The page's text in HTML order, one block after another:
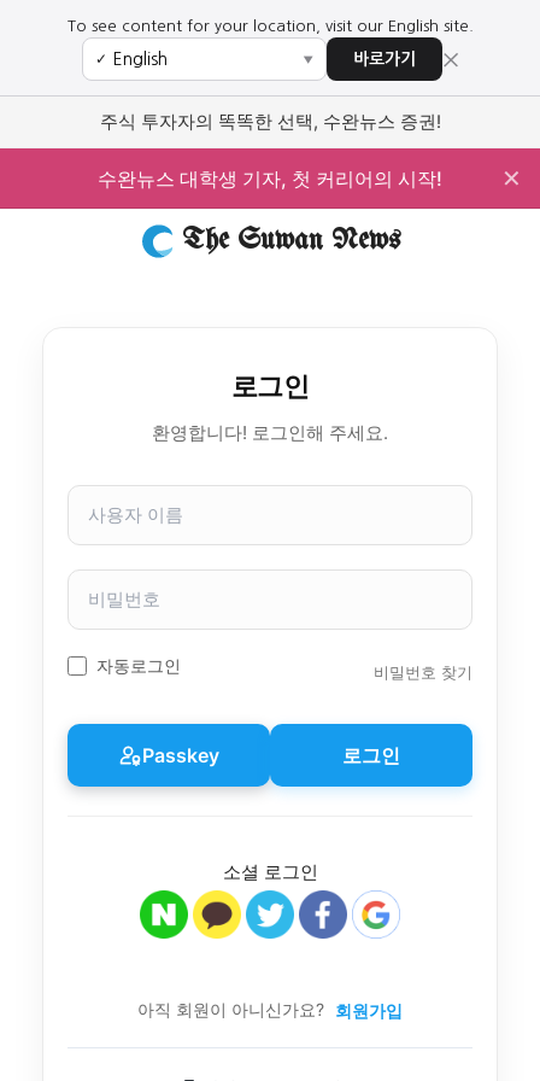
To see content for your location, visit our English site.
✓ ▼ 바로가기 ×
주식 투자자의 똑똑한 선택, 수완뉴스 증권!
수완뉴스 대학생 기자, 첫 커리어의 시작! ✕
The Suwan News
로그인
환영합니다! 로그인해 주세요.
사
자
이
비
번
호
자동로그인 비밀번호 찾기
Passkey 로그인
소셜 로그인
아직 회원이 아니신가요? 회원가입